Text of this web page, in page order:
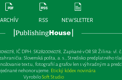
ARCHÍV RSS NEWSLETTER
IČ DPH: SK2820016078, Zapísané v OR SR Žilina: vl.
Slovenská pošta, a. s., Stredisko predplatného
textu, fotografií a grafov len s výhradným a
nehonorujeme. Etický kódex novinára
VyrobiloSoft Studio